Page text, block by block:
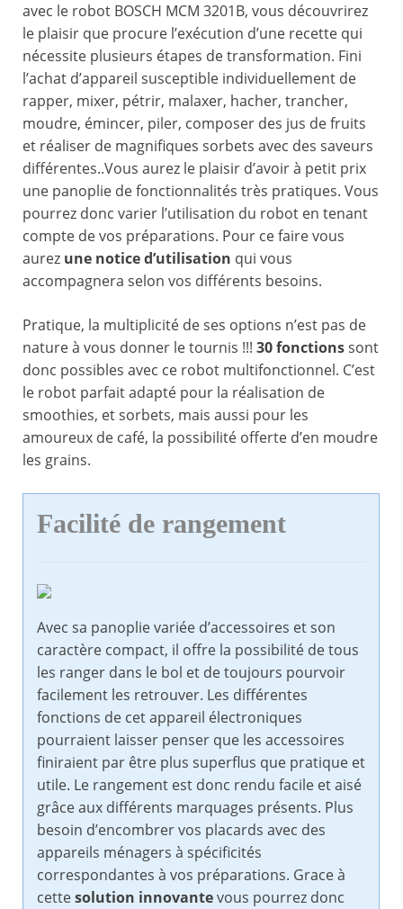
avec le robot BOSCH MCM 3201B, vous découvrirez
le plaisir que procure l’exécution d’une recette qui
nécessite plusieurs étapes de transformation. Fini
l’achat d’appareil susceptible individuellement de
rapper, mixer, pétrir, malaxer, hacher, trancher,
moudre, émincer, piler, composer des jus de fruits
et réaliser de magnifiques sorbets avec des saveurs
différentes..Vous aurez le plaisir d’avoir à petit prix
une panoplie de fonctionnalités très pratiques. Vous
pourrez donc varier l’utilisation du robot en tenant
compte de vos préparations. Pour ce faire vous
aurez une notice d’utilisation qui vous
accompagnera selon vos différents besoins.
Pratique, la multiplicité de ses options n’est pas de
nature à vous donner le tournis !!! 30 fonctionssont
donc possibles avec ce robot multifonctionnel. C’est
le robot parfait adapté pour la réalisation de
smoothies, et sorbets, mais aussi pour les
amoureux de café, la possibilité offerte d’en moudre
les grains.
Facilité de rangement
Avec sa panoplie variée d’accessoires et son
caractère compact, il offre la possibilité de tous
les ranger dans le bol et de toujours pourvoir
facilement les retrouver. Les différentes
fonctions de cet appareil électroniques
pourraient laisser penser que les accessoires
finiraient par être plus superflus que pratique et
utile. Le rangement est donc rendu facile et aisé
grâce aux différents marquages présents. Plus
besoin d’encombrer vos placards avec des
appareils ménagers à spécificités
correspondantes à vos préparations. Grace à
cettesolution innovantevous pourrez donc